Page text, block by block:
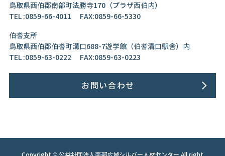
鳥取県西伯郡南部町法勝寺170（プラザ西伯内）
TEL :0859-66-4011 FAX:0859-66-5330
伯耆支所
鳥取県西伯郡伯耆町溝口688-7遊学館（伯耆溝口駅舎）内
TEL :0859-63-0222 FAX:0859-63-0223
お問い合わせ